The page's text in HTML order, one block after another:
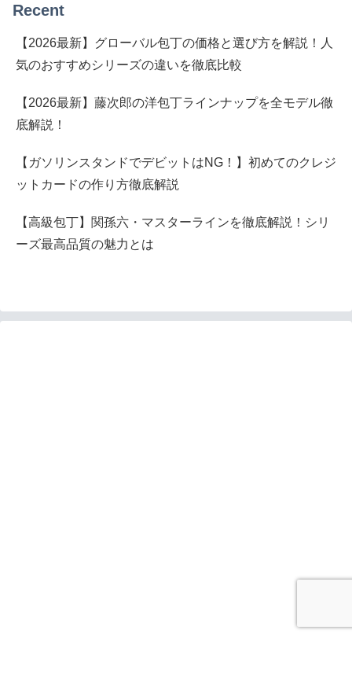
Recent
【2026最新】グローバル包丁の価格と選び方を解説！人
気のおすすめシリーズの違いを徹底比較
【2026最新】藤次郎の洋包丁ラインナップを全モデル徹
底解説！
【ガソリンスタンドでデビットはNG！】初めてのクレジ
ットカードの作り方徹底解説
【高級包丁】関孫六・マスターラインを徹底解説！シリ
ーズ最高品質の魅力とは